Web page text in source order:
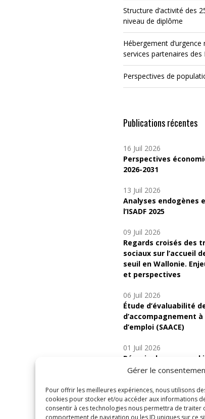
Gérer le
Pour offrir les meilleures expériences, nous utilisons
cookies pour stocker et/ou accéder aux informations
consentir à ces technologies nous permettra de traiter
comportement de navigation ou les ID uniques sur ce
Structure d’activité des
niveau de diplôme
Hébergement d’urgence
services partenaires des
Perspectives de
Publications récentes
16 Juil 2026
Perspectives
2026-2031
13 Juil 2026
Analyses endogènes
l’ISADF 2025
09 Juil 2026
Regards croisés des
sociaux sur l’accueil
seuil en Wallonie.
et perspectives
06 Juil 2026
Étude d’évaluabilité
d’accompagnement
d’emploi (SAACE)
01 Juil 2026
Pénurie du personnel
indicateurs d’offre de